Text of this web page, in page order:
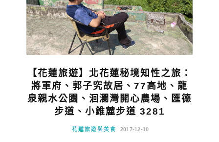
【花蓮旅遊】北花蓮秘境知性之旅：
將軍府、郭子究故居、77高地、龍
泉親水公園、洄瀾灣開心農場、匯德
步道、小錐麓步道 3281
花蓮旅遊與美食 2017-12-10